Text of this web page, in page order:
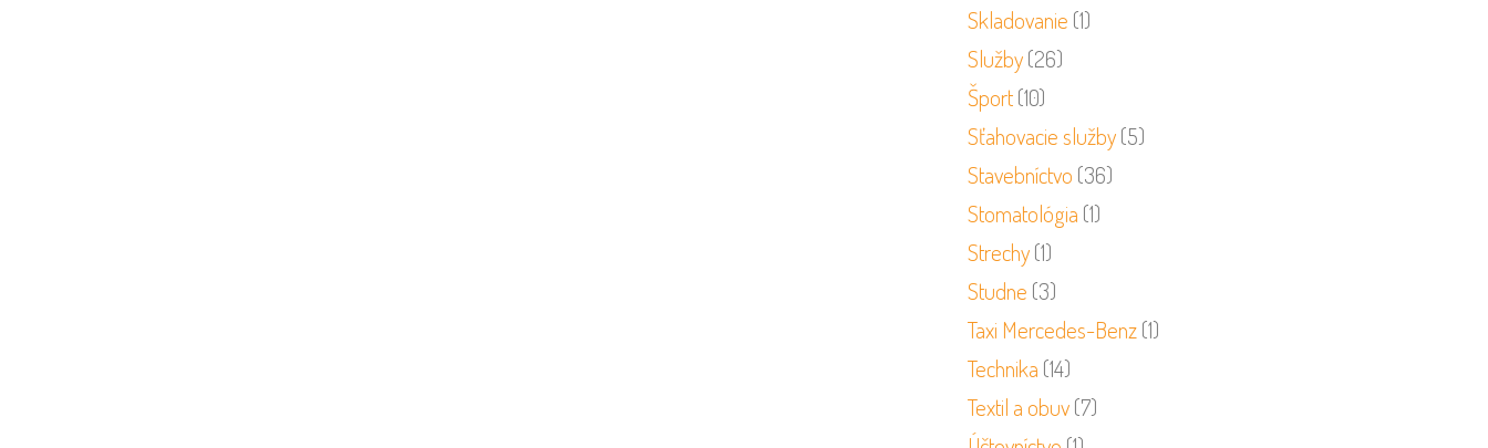
Skladovanie (1)
Služby(26)
Šport(10)
Sťahovacie služby(5)
Stavebníctvo (36)
Stomatológia (1)
Strechy(1)
Studne (3)
Taxi Mercedes-Benz(1)
Technika (14)
Textil a obuv(7)